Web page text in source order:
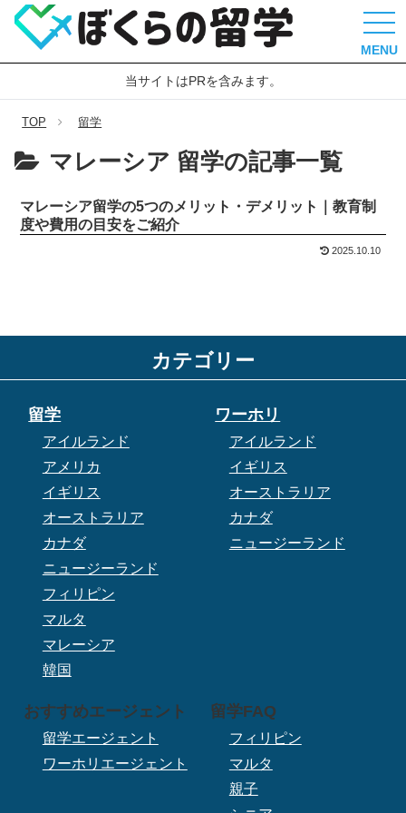
MENU
当サイトはPRを含みます。
TOP 留学
マレーシア 留学の記事一覧
マレーシア留学の5つのメリット・デメリット｜教育制
度や費用の目安をご紹介
2025.10.10
カテゴリー
留学
アイルランド
アメリカ
イギリス
オーストラリア
カナダ
ニュージーランド
フィリピン
マルタ
マレーシア
韓国
ワーホリ
アイルランド
イギリス
オーストラリア
カナダ
ニュージーランド
おすすめエージェント
留学エージェント
ワーホリエージェント
留学FAQ
フィリピン
マルタ
親子